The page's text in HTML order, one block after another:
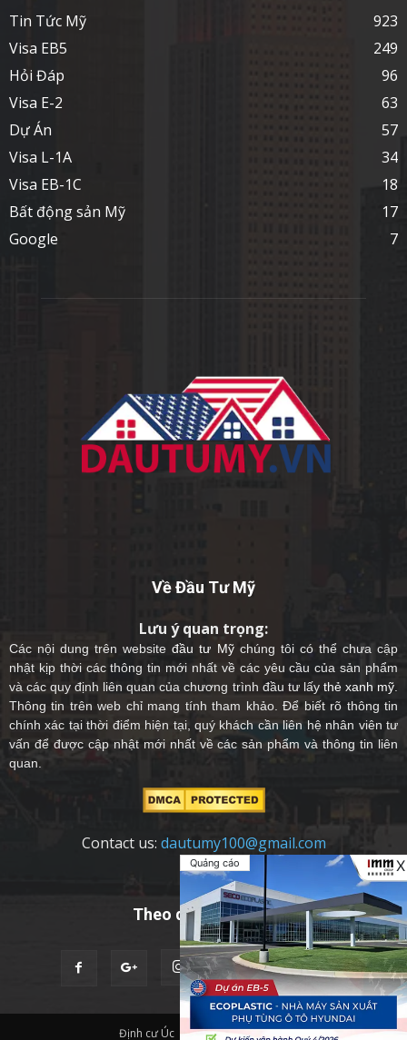
Quảng cáo X
Tin Tức Mỹ
923
Visa EB5
249
Hỏi Đáp
96
Visa E-2
63
Dự Án
57
Visa L-1A
34
Visa EB-1C
18
Bất động sản Mỹ
17
Google
7
Về Đầu Tư Mỹ
Lưu ý quan trọng:
Các nội dung trên websiteđầu tư Mỹchúng tôi có thể chưa cập
nhật kịp thời các thông tin mới nhất về các yêu cầu của sản phẩm
và các quy định liên quan của chương trình đầu tư lấy thẻ xanh mỹ.
Thông tin trên web chỉ mang tính tham khảo. Để biết rõ thông tin
chính xác tại thời điểm hiện tại, quý khách cần liên hệ nhân viên tư
vấn để được cập nhật mới nhất về các sản phẩm và thông tin liên
quan.
Contact us: dautumy100@gmail.com
Theo dõi chúng tôi
Định cư Úc Quốc Tịch Châu Âu